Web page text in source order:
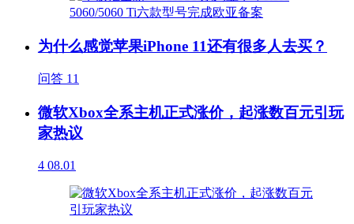
为什么感觉苹果iPhone 11还有很多人去买？
问答 11
微软Xbox全系主机正式涨价，起涨数百元引玩
家热议
4 08.01